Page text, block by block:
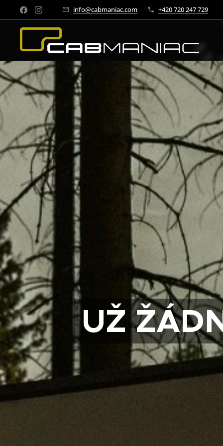
info@cabmaniac.com +420 720 247 729
UŽ